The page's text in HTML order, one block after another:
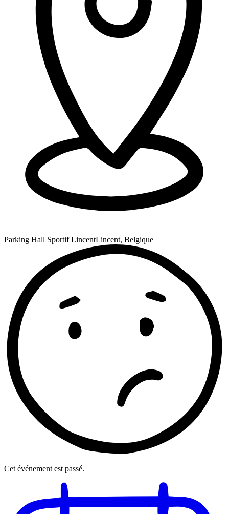
Parking Hall Sportif LincentLincent, Belgique
Cet événement est passé.